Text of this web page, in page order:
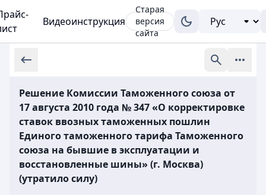
Видеоинструкция
Старая
версия
сайта
Решение Комиссии Таможенного союза от
17 августа 2010 года № 347 «О корректировке
ставок ввозных таможенных пошлин
Единого таможенного тарифа Таможенного
союза на бывшие в эксплуатации и
восстановленные шины» (г. Москва)
(утратило силу)